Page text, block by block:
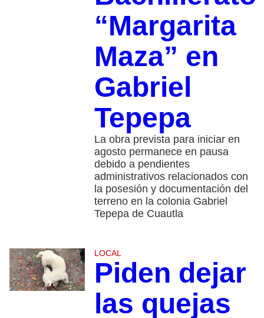
“Margarita
Maza” en
Gabriel
Tepepa
La obra prevista para iniciar en
agosto permanece en pausa
debido a pendientes
administrativos relacionados con
la posesión y documentación del
terreno en la colonia Gabriel
Tepepa de Cuautla
LOCAL
Piden dejar
las quejas